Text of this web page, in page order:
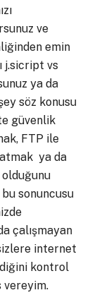
ve
emin
j.sicript vs
ya da
söz konusu
güvenlik
FTP ile
ya da
sonuncusu
çalışmayan
internet
kontrol
vereyim.